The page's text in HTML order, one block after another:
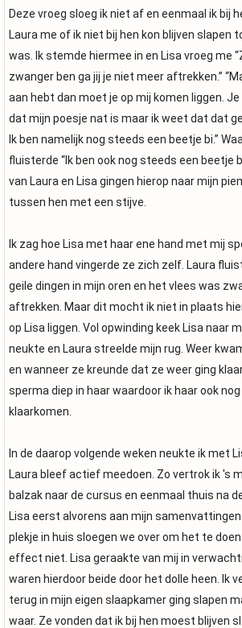
Deze vroeg sloeg ik niet af en eenmaal ik bij
Laura me of ik niet bij hen kon blijven slapen
was. Ik stemde hiermee in en Lisa vroeg me
zwanger ben ga jij je niet meer aftrekken.”
aan hebt dan moet je op mij komen liggen.
dat mijn poesje nat is maar ik weet dat dat
Ik ben namelijk nog steeds een beetje bi.”
fluisterde “Ik ben ook nog steeds een beetje
van Laura en Lisa gingen hierop naar mijn
tussen hen met een stijve.
Ik zag hoe Lisa met haar ene hand met mij
andere hand vingerde ze zich zelf. Laura
geile dingen in mijn oren en het vlees was
aftrekken. Maar dit mocht ik niet in plaats
op Lisa liggen. Vol opwinding keek Lisa naar
neukte en Laura streelde mijn rug. Weer
en wanneer ze kreunde dat ze weer ging
sperma diep in haar waardoor ik haar ook
klaarkomen.
In de daarop volgende weken neukte ik met
Laura bleef actief meedoen. Zo vertrok ik 's
balzak naar de cursus en eenmaal thuis na
Lisa eerst alvorens aan mijn samenvattingen
plekje in huis sloegen we over om het te
effect niet. Lisa geraakte van mij in
waren hierdoor beide door het dolle heen. Ik
terug in mijn eigen slaapkamer ging slapen
waar. Ze vonden dat ik bij hen moest blijven